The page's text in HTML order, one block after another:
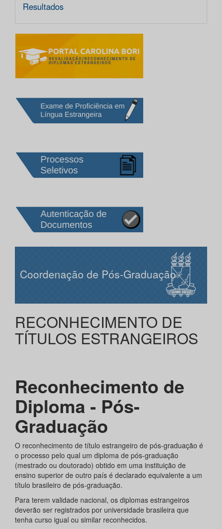
Resultados
Coordenação de Pós-Graduação
RECONHECIMENTO DE
TÍTULOS ESTRANGEIROS
Reconhecimento de
Diploma - Pós-
Graduação
O reconhecimento de título estrangeiro de pós-graduação é
o processo pelo qual um diploma de pós-graduação
(mestrado ou doutorado) obtido em uma instituição de
ensino superior de outro país é declarado equivalente a um
título brasileiro de pós-graduação.
Para terem validade nacional, os diplomas estrangeiros
deverão ser registrados por universidade brasileira que
tenha curso igual ou similar reconhecidos.